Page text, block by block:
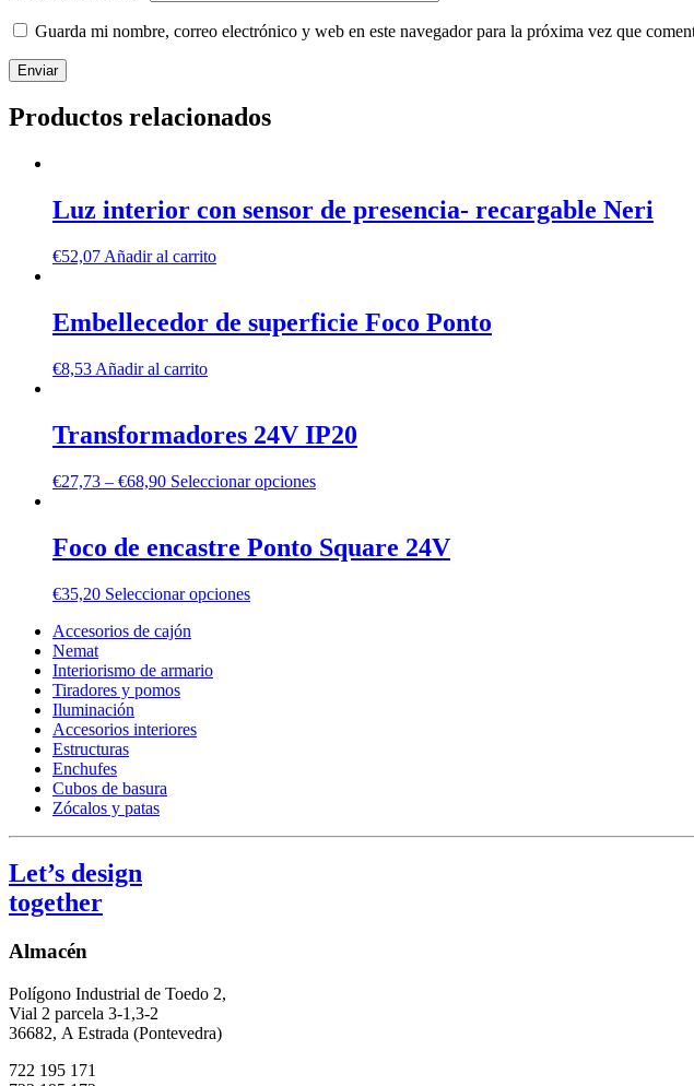
Guarda mi nombre, correo electrónico y web en este navegador para la próxima vez que
Productos relacionados
Luz interior con sensor de presencia- recargable Neri
€52,07 Añadir al carrito
Embellecedor de superficie Foco Ponto
€8,53 Añadir al carrito
Transformadores 24V IP20
€27,73 – €68,90 Seleccionar opciones
Foco de encastre Ponto Square 24V
€35,20 Seleccionar opciones
Accesorios de cajón
Nemat
Interiorismo de armario
Tiradores y pomos
Iluminación
Accesorios interiores
Estructuras
Enchufes
Cubos de basura
Zócalos y patas
Let’s design
together
Almacén
Polígono Industrial de Toedo 2,
Vial 2 parcela 3-1,3-2
36682, A Estrada (Pontevedra)
722 195 171